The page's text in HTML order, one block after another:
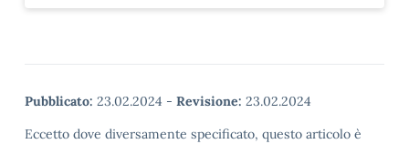
Pubblicato: 23.02.2024 - Revisione: 23.02.2024
Eccetto dove diversamente specificato, questo articolo è